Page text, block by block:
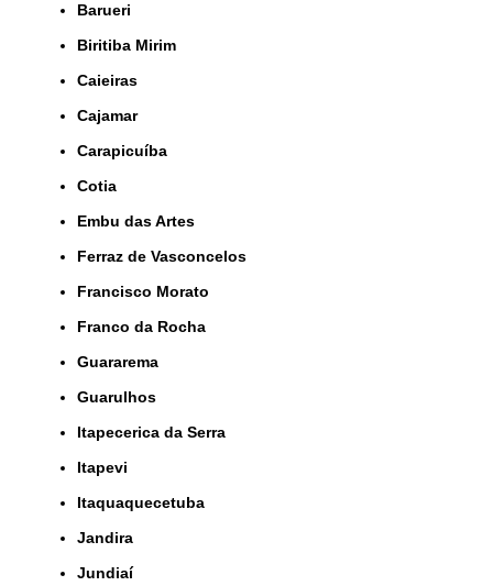
Barueri
Biritiba Mirim
Caieiras
Cajamar
Carapicuíba
Cotia
Embu das Artes
Ferraz de Vasconcelos
Francisco Morato
Franco da Rocha
Guararema
Guarulhos
Itapecerica da Serra
Itapevi
Itaquaquecetuba
Jandira
Jundiaí